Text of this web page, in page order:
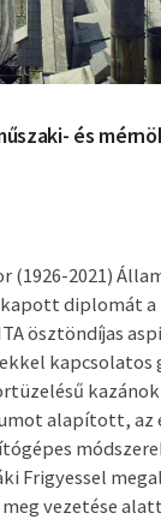
és
2021)
diplomát a
ösztöndíjas
alapított, az
Frigyessel
vezetése